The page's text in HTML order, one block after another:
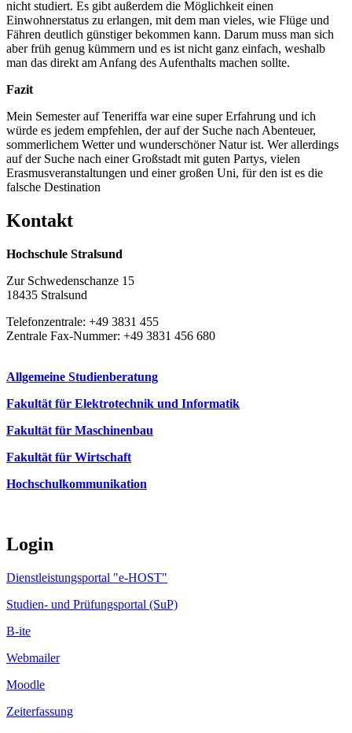
nicht studiert. Es gibt außerdem die Möglichkeit einen
Einwohnerstatus zu erlangen, mit dem man vieles, wie Flüge und
Fähren deutlich günstiger bekommen kann. Darum muss man sich
aber früh genug kümmern und es ist nicht ganz einfach, weshalb
man das direkt am Anfang des Aufenthalts machen sollte.
Fazit
Mein Semester auf Teneriffa war eine super Erfahrung und ich
würde es jedem empfehlen, der auf der Suche nach Abenteuer,
sommerlichem Wetter und wunderschöner Natur ist. Wer allerdings
auf der Suche nach einer Großstadt mit guten Partys, vielen
Erasmusveranstaltungen und einer großen Uni, für den ist es die
falsche Destination
Kon­takt
Hochschule Stralsund
Zur Schwedenschanze 15
18435 Stralsund
Telefonzentrale: +49 3831 455
Zentrale Fax-Nummer: +49 3831 456 680
Allgemeine Studienberatung
Fakultät für Elektrotechnik und Informatik
Fakultät für Maschinenbau
Fakultät für Wirtschaft
Hochschulkommunikation
Login
Dienstleistungsportal "e-HOST"
Studien- und Prüfungsportal (SuP)
B-ite
Webmailer
Moodle
Zeiterfassung